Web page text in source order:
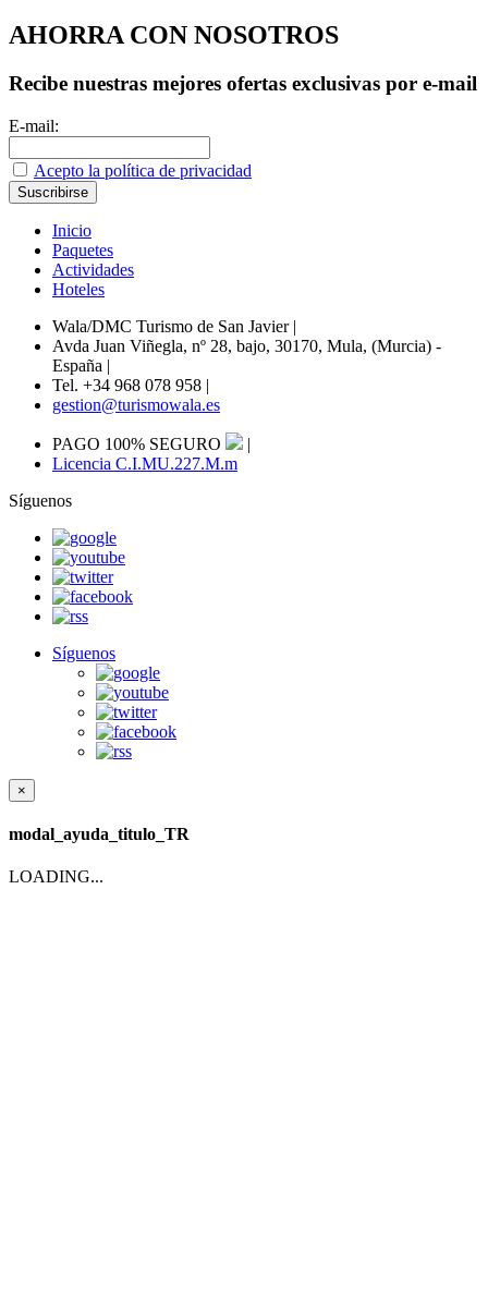
AHORRA CON NOSOTROS
Recibe nuestras mejores ofertas exclusivas por e-mail
E-mail:
Acepto la política de privacidad
Inicio
Paquetes
Actividades
Hoteles
Wala/DMC Turismo de San Javier |
Avda Juan Viñegla, nº 28, bajo, 30170, Mula, (Murcia) -
España |
Tel. +34 968 078 958 |
gestion@turismowala.es
PAGO 100% SEGURO
|
Licencia C.I.MU.227.M.m
Síguenos
Síguenos
×
modal_ayuda_titulo_TR
LOADING...